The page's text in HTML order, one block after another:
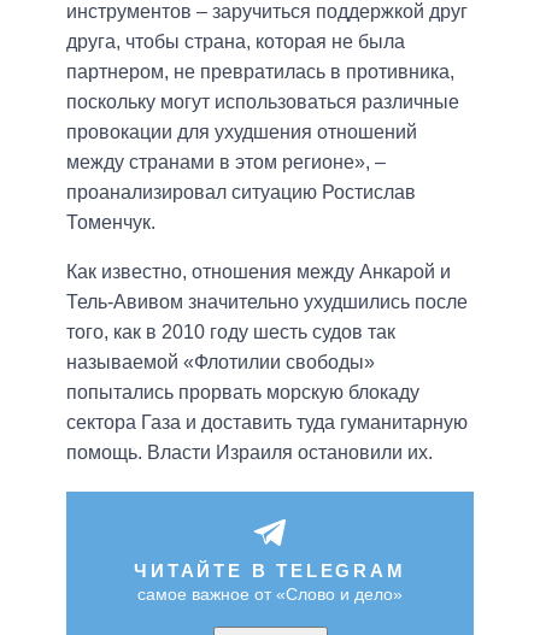
инструментов – заручиться поддержкой друг
друга, чтобы страна, которая не была
партнером, не превратилась в противника,
поскольку могут использоваться различные
провокации для ухудшения отношений
между странами в этом регионе», –
проанализировал ситуацию Ростислав
Томенчук.
Как известно, отношения между Анкарой и
Тель-Авивом значительно ухудшились после
того, как в 2010 году шесть судов так
называемой «Флотилии свободы»
попытались прорвать морскую блокаду
сектора Газа и доставить туда гуманитарную
помощь. Власти Израиля остановили их.
ЧИТАЙТЕ В TELEGRAM
самое важное от «Слово и дело»